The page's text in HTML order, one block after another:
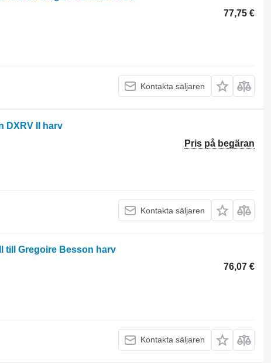
77,75 €
Kontakta säljaren
DXRV II harv
Pris på begäran
Kontakta säljaren
till Gregoire Besson harv
76,07 €
Kontakta säljaren